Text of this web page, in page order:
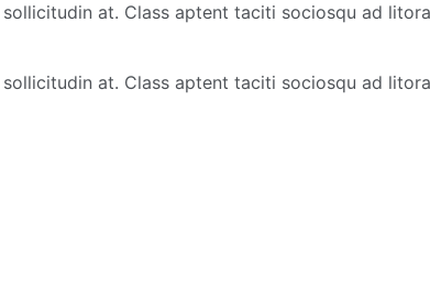
at. Class aptent taciti sociosqu ad
at. Class aptent taciti sociosqu ad